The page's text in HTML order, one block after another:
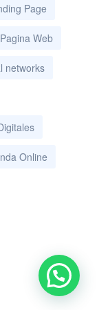
Page
Pagina Web
networks
Online